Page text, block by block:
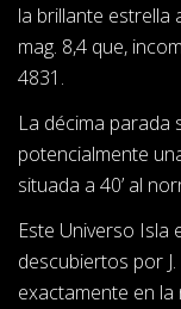
la brillante estrella
mag. 8,4 que,
4831.
La décima parada
potencialmente
situada a 40’ al
Este Universo
descubiertos por
exactamente en